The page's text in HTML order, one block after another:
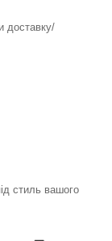
доставку/
стиль вашого